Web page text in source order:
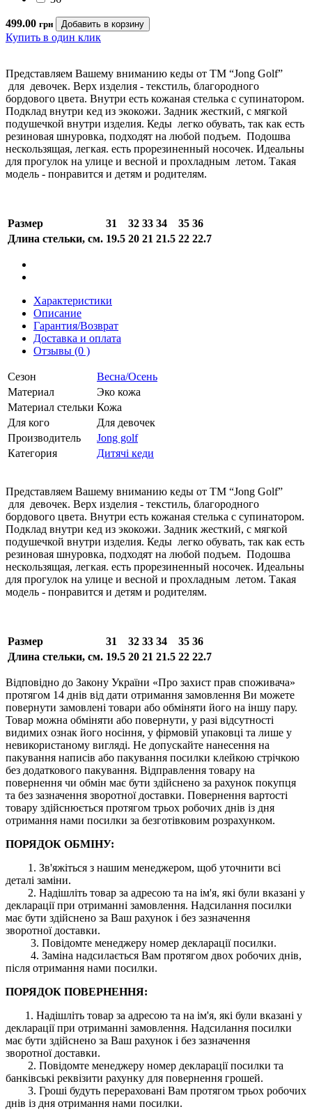
499.00 грн
Купить в один клик
Представляем Вашему вниманию кеды от ТМ “Jong Golf”
для девочек. Верх изделия - текстиль, благородного
бордового цвета. Внутри есть кожаная стелька с супинатором.
Подклад внутри кед из экокожи. Задник жесткий, с мягкой
подушечкой внутри изделия. Кеды легко обувать, так как есть
резиновая шнуровка, подходят на любой подъем. Подошва
нескользящая, легкая. есть прорезиненный носочек. Идеальны
для прогулок на улице и весной и прохладным летом. Такая
модель - понравится и детям и родителям.
Размер 31 32 33 34 35 36
Длина стельки, см. 19.5 20 21 21.5 22 22.7
Характеристики
Описание
Гарантия/Возврат
Доставка и оплата
Отзывы (0 )
Сезон
Весна/Осень
Материал
Эко кожа
Материал стельки Кожа
Для кого
Для девочек
Производитель
Jong golf
Категория
Дитячі кеди
Представляем Вашему вниманию кеды от ТМ “Jong Golf”
для девочек. Верх изделия - текстиль, благородного
бордового цвета. Внутри есть кожаная стелька с супинатором.
Подклад внутри кед из экокожи. Задник жесткий, с мягкой
подушечкой внутри изделия. Кеды легко обувать, так как есть
резиновая шнуровка, подходят на любой подъем. Подошва
нескользящая, легкая. есть прорезиненный носочек. Идеальны
для прогулок на улице и весной и прохладным летом. Такая
модель - понравится и детям и родителям.
Размер 31 32 33 34 35 36
Длина стельки, см. 19.5 20 21 21.5 22 22.7
Відповідно до Закону України «Про захист прав споживача»
протягом 14 днів від дати отримання замовлення Ви можете
повернути замовлені товари або обміняти його на іншу пару.
Товар можна обміняти або повернути, у разі відсутності
видимих ​​ознак його носіння, у фірмовій упаковці та лише у
невикористаному вигляді. Не допускайте нанесення на
пакування написів або пакування посилки клейкою стрічкою
без додаткового пакування. Відправлення товару на
повернення чи обмін має бути здійснено за рахунок покупця
та без зазначення зворотної доставки. Повернення вартості
товару здійснюється протягом трьох робочих днів із дня
отримання нами посилки за безготівковим розрахунком.
ПОРЯДОК ОБМІНУ:
1. Зв'яжіться з нашим менеджером, щоб уточнити всі
деталі заміни.
2. Надішліть товар за адресою та на ім'я, які були вказані у
декларації при отриманні замовлення. Надсилання посилки
має бути здійснено за Ваш рахунок і без зазначення
зворотної доставки.
3. Повідомте менеджеру номер декларації посилки.
4. Заміна надсилається Вам протягом двох робочих днів,
після отримання нами посилки.
ПОРЯДОК ПОВЕРНЕННЯ:
1. Надішліть товар за адресою та на ім'я, які були вказані у
декларації при отриманні замовлення. Надсилання посилки
має бути здійснено за Ваш рахунок і без зазначення
зворотної доставки.
2. Повідомте менеджеру номер декларації посилки та
банківські реквізити рахунку для повернення грошей.
3. Гроші будуть перераховані Вам протягом трьох робочих
днів із дня отримання нами посилки.